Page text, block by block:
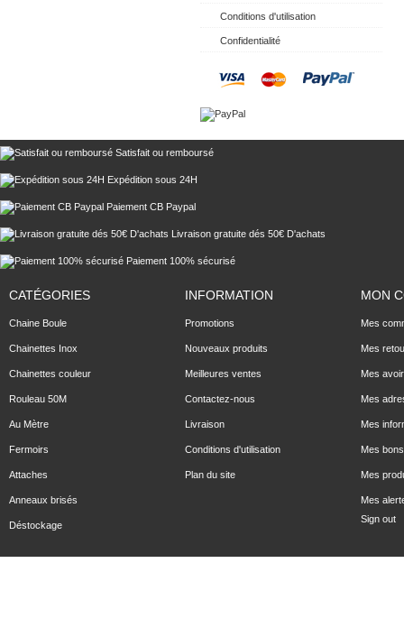
Conditions d'utilisation
Confidentialité
Satisfait ou remboursé
Expédition sous 24H
Paiement CB Paypal
Livraison gratuite dés 50€ D'achats
Paiement 100% sécurisé
CATÉGORIES
Chaine Boule
Chainettes Inox
Chainettes couleur
Rouleau 50M
Au Mètre
Fermoirs
Attaches
Anneaux brisés
Déstockage
INFORMATION
Promotions
Nouveaux produits
Meilleures ventes
Contactez-nous
Livraison
Conditions d'utilisation
Plan du site
MON
Mes
Mes
Mes
Mes
Mes
Mes
Mes
Mes
Sign out